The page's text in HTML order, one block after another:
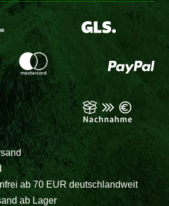
ab 70 EUR deutschlandweit
ab Lager